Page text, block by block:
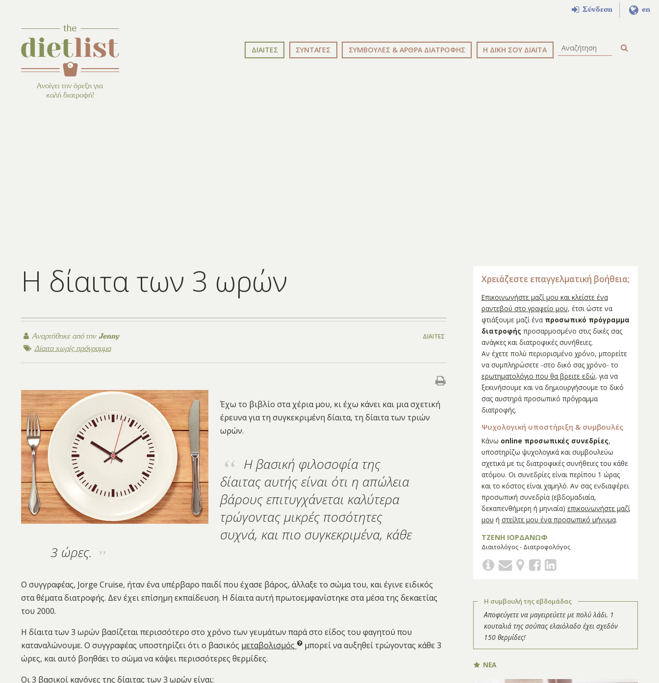
en
Σύνδεση
Ανοίγει την όρεξη για
καλή διατροφή!
ΔΙΑΙΤΕΣ ΣΥΝΤΑΓΕΣ ΣΥΜΒΟΥΛΕΣ & ΑΡΘΡΑ ΔΙΑΤΡΟΦΗΣ Η ΔΙΚΗ ΣΟΥ ΔΙΑΙΤΑ
Η δίαιτα των 3 ωρών
Αναρτήθηκε από τηνJenny ΔΊΑΙΤΕΣ
Δίαιτα χωρίς πρόγραμμα
Έχω το βιβλίο στα χέρια μου, κι έχω κάνει και μια σχετική
έρευνα για τη συγκεκριμένη δίαιτα, τη δίαιτα των τριών
ωρών.
Η βασική φιλοσοφία της
δίαιτας αυτής είναι ότι η απώλεια
βάρους επιτυγχάνεται καλύτερα
τρώγοντας μικρές ποσότητες
συχνά, και πιο συγκεκριμένα, κάθε
3 ώρες.
Ο συγγραφέας, Jorge Cruise, ήταν ένα υπέρβαρο παιδί που έχασε βάρος, άλλαξε το σώμα του, και έγινε ειδικός
στα θέματα διατροφής. Δεν έχει επίσημη εκπαίδευση. Η δίαιτα αυτή πρωτοεμφανίστηκε στα μέσα της δεκαετίας
του 2000.
Η δίαιτα των 3 ωρών βασίζεται περισσότερο στο χρόνο των γευμάτων παρά στο είδος του φαγητού που
καταναλώνουμε. Ο συγγραφέας υποστηρίζει ότι ο βασικός μεταβολισμός
μπορεί να αυξηθεί τρώγοντας κάθε 3
ώρες, και αυτό βοηθάει το σώμα να κάψει περισσότερες θερμίδες.
Οι 3 βασικοί κανόνες της δίαιτας των 3 ωρών είναι:
Χρειάζεστε επαγγελματική βοήθεια;
Επικοινωνήστε μαζί μου και κλείστε ένα
ραντεβού στο γραφείο μου, έτσι ώστε να
φτιάξουμε μαζί ένα προσωπικό πρόγραμμα
διατροφής προσαρμοσμένο στις δικές σας
ανάγκες και διατροφικές συνήθειες.
Αν έχετε πολύ περιορισμένο χρόνο, μπορείτε
να συμπληρώσετε -στο δικό σας χρόνο- το
ερωτηματολόγιο που θα βρειτε εδώ, για να
ξεκινήσουμε και να δημιουργήσουμε το δικό
σας αυστηρά προσωπικό πρόγραμμα
διατροφής.
Ψυχολογική υποστήριξη & συμβουλές
Κάνω online προσωπικές συνεδρίες,
υποστηρίζω ψυχολογικά και συμβουλεύω
σχετικά με τις διατροφικές συνήθειες του κάθε
ατόμου. Οι συνεδρίες είναι περίπου 1 ώρας
και το κόστος είναι χαμηλό. Αν σας ενδιαφέρει
προσωπική συνεδρία (εβδομαδιαία,
δεκαπενθήμερη ή μηνιαία) επικοινωνήστε μαζί
μου ή στείλτε μου ένα προσωπικό μήνυμα.
ΤΖΕΝΗ ΙΟΡΔΑΝΩΦ
Διαιτολόγος - Διατροφολόγος
Η συμβουλή της εβδομάδας
Αποφεύγετε να μαγειρεύετε με πολύ λάδι. 1
κουταλιά της σούπας ελαιόλαδο έχει σχεδόν
150 θερμίδες!
ΝΕΑ